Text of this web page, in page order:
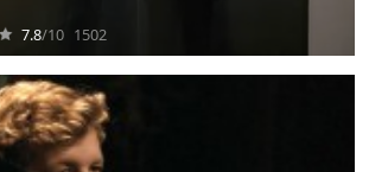
7.8/10 1502